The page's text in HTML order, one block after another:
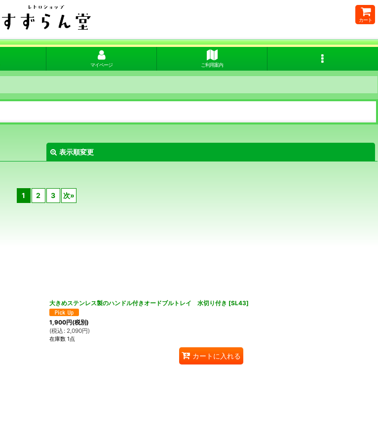
カート
マイページ ご利用案内
表示順変更
1 2 3 次»
大きめステンレス製のハンドル付きオードブルトレイ 水切り付き [SL43]
1,900円(税別)
(税込 : 2,090円)
在庫数 1点
カートに入れる